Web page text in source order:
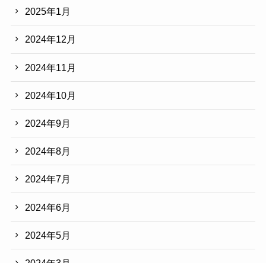
2025年1月
2024年12月
2024年11月
2024年10月
2024年9月
2024年8月
2024年7月
2024年6月
2024年5月